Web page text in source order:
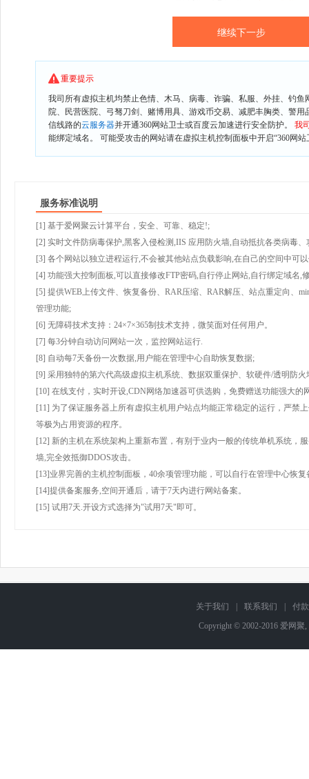
重要提示
我司所有虚拟主机均禁止色情、木马、病毒、诈骗、私服、外挂、钓
院、民营医院、弓驽刀剑、赌博用具、游戏币交易、减肥丰胸类、警
信线路的云服务器并开通360网站卫士或百度云加速进行安全防护。 我
能绑定域名。 可能受攻击的网站请在虚拟主机控制面板中开启“360网站
服务标准说明
[1] 基于爱网聚云计算平台，安全、可靠、稳定!;
[2] 实时文件防病毒保护,黑客入侵检测,IIS 应用防火墙,自动抵抗各类病毒、
[3] 各个网站以独立进程运行,不会被其他站点负载影响,在自己的空间中可
[4] 功能强大控制面板,可以直接修改FTP密码,自行停止网站,自行绑定域名,
[5] 提供WEB上传文件、恢复备份、RAR压缩、RAR解压、站点重定向、
管理功能;
[6] 无障碍技术支持：24×7×365制技术支持，微笑面对任何用户。
[7] 每3分钟自动访问网站一次，监控网站运行.
[8] 自动每7天备份一次数据,用户能在管理中心自助恢复数据;
[9] 采用独特的第六代高级虚拟主机系统、数据双重保护、软硬件/透明防火
[10] 在线支付，实时开设,CDN网络加速器可供选购，免费赠送功能强大
[11] 为了保证服务器上所有虚拟主机用户站点均能正常稳定的运行，严禁
等极为占用资源的程序。
[12] 新的主机在系统架构上重新布置，有别于业内一般的传统单机系统
墙,完全效抵御DDOS攻击。
[13]业界完善的主机控制面板，40余项管理功能，可以自行在管理中心恢复
[14]提供备案服务,空间开通后，请于7天内进行网站备案。
[15] 试用7天.开设方式选择为"试用7天"即可。
关于我们 联系我们
付
Copyright © 2002-2016 爱网